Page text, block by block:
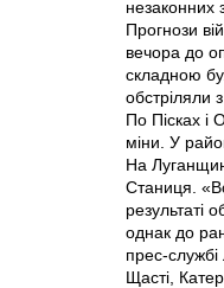
незаконних
Прогнози
вечора до
складною
обстріляли
По Пісках і
міни. У
На
Станиця.
результаті
однак до
прес-службі
Щасті,